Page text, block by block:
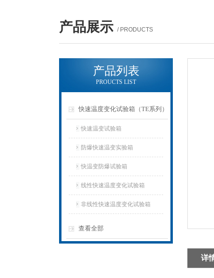
产品展示 / PRODUCTS
产品列表
PROUCTS LIST
快速温度变化试验箱（TE系列）
快速温变试验箱
防爆快速温变实验箱
快温变防爆试验箱
线性快速温度变化试验箱
非线性快速温度变化试验箱
查看全部
详